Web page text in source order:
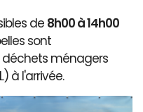
de 8h00 à 14h00
sont
ménagers
à l'arrivée.